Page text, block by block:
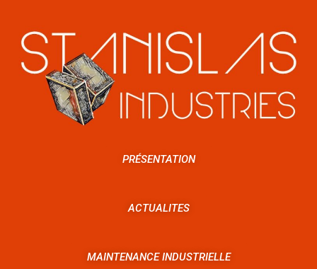
PRÉSENTATION
ACTUALITES
MAINTENANCE INDUSTRIELLE